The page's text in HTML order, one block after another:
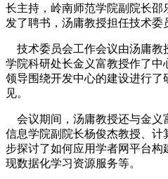
长主持，岭南师范学院副院长
发了聘书，汤庸教授担任技术委
技术委员会工作会议由汤庸教
学院科研处长金义富教授作了
领导围绕开发中心的建设进行
见。
会议期间，汤庸教授还与金义
信息学院副院长杨俊杰教授、
步探讨了如何应用学者网平台
现数据化学习资源服务等。